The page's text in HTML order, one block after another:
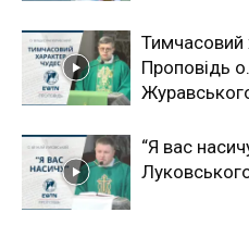
Тимчасовий
Проповідь
“Я вас